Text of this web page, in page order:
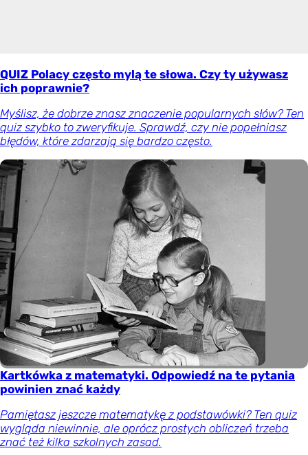
QUIZ Polacy często mylą te słowa. Czy ty używasz
ich poprawnie?
Myślisz, że dobrze znasz znaczenie popularnych słów? Ten
quiz szybko to zweryfikuje. Sprawdź, czy nie popełniasz
błędów, które zdarzają się bardzo często.
Kartkówka z matematyki. Odpowiedź na te pytania
powinien znać każdy
Pamiętasz jeszcze matematykę z podstawówki? Ten quiz
wygląda niewinnie, ale oprócz prostych obliczeń trzeba
znać też kilka szkolnych zasad.